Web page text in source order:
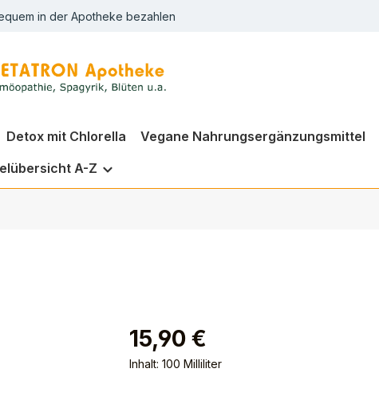
in der Apotheke bezahlen
Detox mit Chlorella Vegane Nahrungsergänzungsmittel
A-Z
15,90 €
Inhalt:100 Milliliter